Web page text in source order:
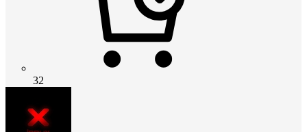
32